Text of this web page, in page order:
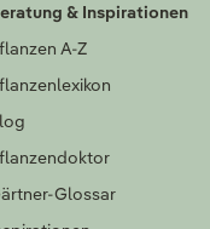
& Inspirationen
A-Z
Glossar